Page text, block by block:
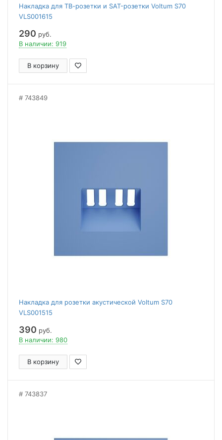
Накладка для ТВ-розетки и SAT-розетки Voltum S70
VLS001615
290 руб.
В наличии: 919
В корзину
743849
Накладка для розетки акустической Voltum S70
VLS001515
390 руб.
В наличии: 980
В корзину
743837